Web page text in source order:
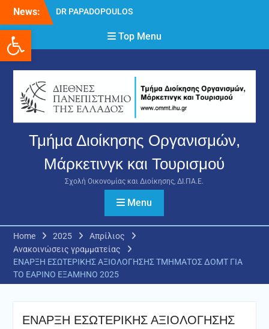
Ανοίξτε τη γραμμή εργαλείων
content
News:
DR PAPADOPOULOS
Δρ Παπαδόπουλος
Νικόλαος
δικαιολογητικών και
ενστάσεων για τη
χορήγηση του
στεγαστικού επιδόματος
ακαδημαϊκού έτους 2025-
2026.
Top Menu
Τμήμα Διοίκησης Οργανισμών,
Μάρκετινγκ και Τουρισμού
Σχολή Οικονομίας και Διοίκησης, ΔΙ.ΠΑ.Ε.
Menu
Home 2025
Απρίλιος
Ανακοινώσεις γραμματείας
ΕΝΑΡΞΗ ΕΣΩΤΕΡΙΚΗΣ ΑΞΙΟΛΟΓΗΣΗΣ ΤΜΗΜΑΤΟΣ ΔΟΜΤ ΓΙΑ
ΤΟ ΕΑΡΙΝΟ ΕΞΑΜΗΝΟ 2025
ΕΝΑΡΞΗ ΕΣΩΤΕΡΙΚΗΣ ΑΞΙΟΛΟΓΗΣΗΣ